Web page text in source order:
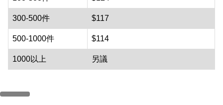
300-500件 $117
500-1000件 $114
1000以上 另議